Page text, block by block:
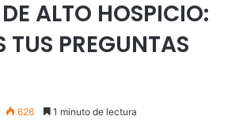
ALTO HOSPICIO:
TUS PREGUNTAS
626 1 minuto de lectura